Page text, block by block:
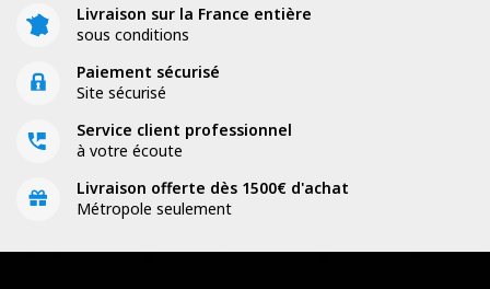
Livraison sur la France entière
sous conditions
Paiement sécurisé
Site sécurisé
Service client professionnel
à votre écoute
Livraison offerte dès 1500€ d'achat
Métropole seulement